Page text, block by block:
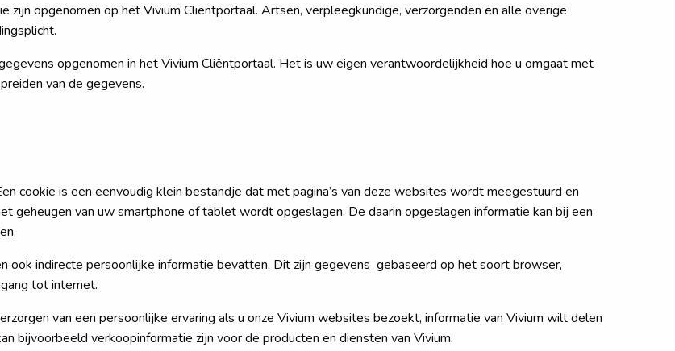
opgenomen op het Vivium Cliëntportaal. Artsen, verpleegkundige, verzorgenden en alle overige
opgenomen in het Vivium Cliëntportaal. Het is uw eigen verantwoordelijkheid hoe u omgaat met
van de gegevens.
cookie is een eenvoudig klein bestandje dat met pagina’s van deze websites wordt meegestuurd en
geheugen van uw smartphone of tablet wordt opgeslagen. De daarin opgeslagen informatie kan bij een
ook indirecte persoonlijke informatie bevatten. Dit zijn gegevens gebaseerd op het soort browser,
tot internet.
van een persoonlijke ervaring als u onze Vivium websites bezoekt, informatie van Vivium wilt delen
bijvoorbeeld verkoopinformatie zijn voor de producten en diensten van Vivium.